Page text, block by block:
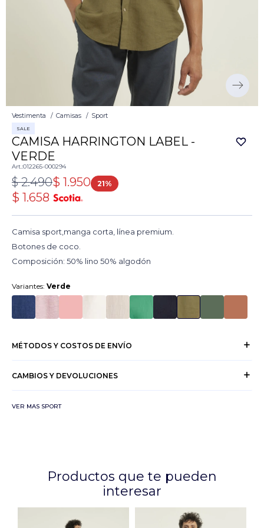
Vestimenta Camisas Sport
SALE
CAMISA HARRINGTON LABEL -
VERDE
012265-000294
$ 1.950
$ 2.490 21
$ 1.658
Camisa sport,manga corta, línea premium.
Botones de coco.
Composición: 50% lino 50% algodón
Variantes: Verde
MÉTODOS Y COSTOS DE ENVÍO
CAMBIOS Y DEVOLUCIONES
VER MAS SPORT
Productos que te pueden
interesar